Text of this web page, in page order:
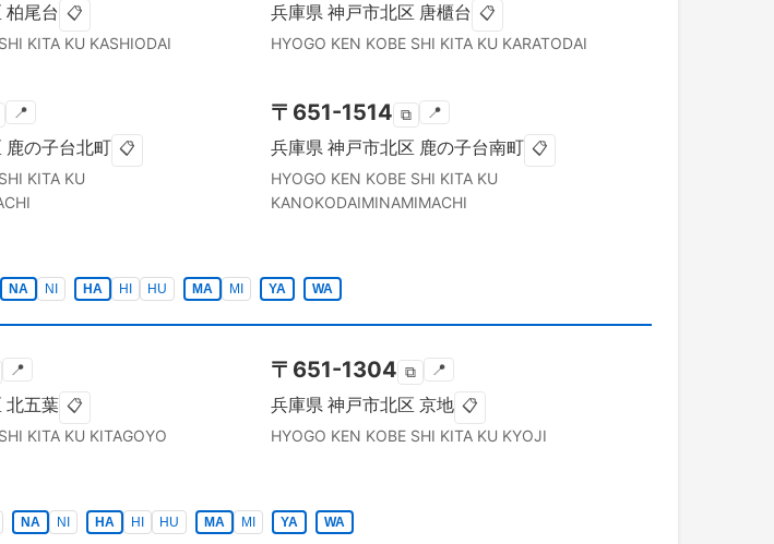
柏尾台 📋
KITA KU KASHIODAI
兵庫県 神戸市北区 唐櫃台 📋
HYOGO KEN KOBE SHI KITA KU KARATODAI
📍
鹿の子台北町 📋
KITA KU
〒 651-1514 ⧉ 📍
兵庫県 神戸市北区 鹿の子台南町 📋
HYOGO KEN KOBE SHI KITA KU
KANOKODAIMINAMIMACHI
NA NI HA HI HU MA MI YA WA
📍
北五葉 📋
KITA KU KITAGOYO
〒 651-1304 ⧉ 📍
兵庫県 神戸市北区 京地 📋
HYOGO KEN KOBE SHI KITA KU KYOJI
NA NI HA HI HU MA MI YA WA